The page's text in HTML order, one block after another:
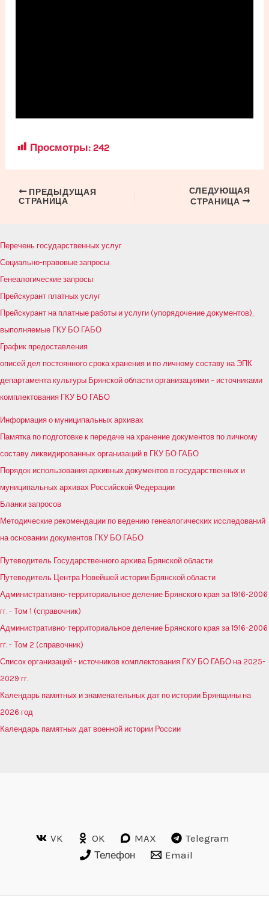
Просмотры: 242
Навигация
ПРЕДЫДУЩАЯ
СТРАНИЦА
СЛЕДУЮЩАЯ
СТРАНИЦА
Перечень государственных услуг
Социально-правовые запросы
Генеалогические запросы
Прейскурант платных услуг
Прейскурант на платные работы и услуги (упорядочение документов),
выполняемые ГКУ БО ГАБО
График предоставления
описей дел постоянного срока хранения и по личному составу на ЭПК
департамента культуры Брянской области организациями – источниками
комплектования ГКУ БО ГАБО
Информация о муниципальных архивах
Памятка по подготовке к передаче на хранение документов по личному
составу ликвидированных организаций в ГКУ БО ГАБО
Порядок использования архивных документов в государственных и
муниципальных архивах Российской Федерации
Бланки запросов
Методические рекомендации по ведению генеалогических исследований
на основании документов ГКУ БО ГАБО
Путеводитель Государственного архива Брянской области
Путеводитель Центра Новейшей истории Брянской области
Административно-территориальное деление Брянского края за 1916-2006
гг. - Том 1 (справочник)
Административно-территориальное деление Брянского края за 1916-2006
гг. - Том 2 (справочник)
Список организаций - источников комплектования ГКУ БО ГАБО на 2025-
2029 гг.
Календарь памятных и знаменательных дат по истории Брянщины на
2026 год
Календарь памятных дат военной истории России
VK OK MAX
Telegram
Телефон
Email